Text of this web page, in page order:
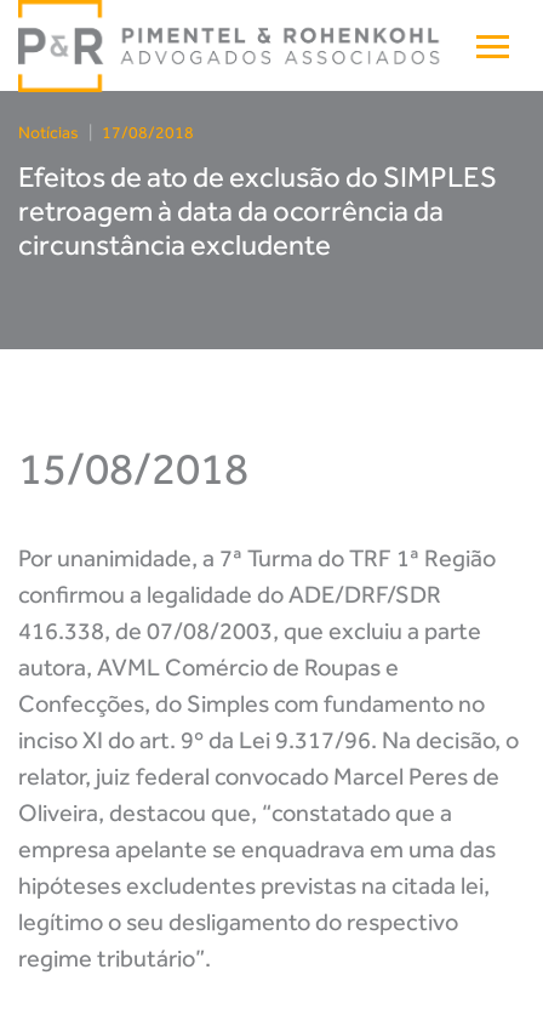
Notícias 17/08/2018
Efeitos de ato de exclusão do SIMPLES
retroagem à data da ocorrência da
circunstância excludente
15/08/2018
Por unanimidade, a 7ª Turma do TRF 1ª Região
confirmou a legalidade do ADE/DRF/SDR
416.338, de 07/08/2003, que excluiu a parte
autora, AVML Comércio de Roupas e
Confecções, do Simples com fundamento no
inciso XI do art. 9º da Lei 9.317/96. Na decisão, o
relator, juiz federal convocado Marcel Peres de
Oliveira, destacou que, “constatado que a
empresa apelante se enquadrava em uma das
hipóteses excludentes previstas na citada lei,
legítimo o seu desligamento do respectivo
regime tributário”.